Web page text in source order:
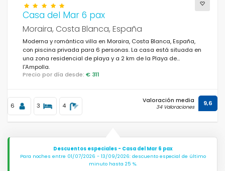
Casa del Mar 6 pax
Moraira, Costa Blanca, España
Moderna y romántica villa en Moraira, Costa Blanca, España,
con piscina privada para 6 personas. La casa está situada en
una zona residencial de playa y a 2 km de la Playa de
l'Ampolla.
Precio por día desde: € 311
6 3 4
Valoración media
34 Valoraciones 9,6
Descuentos especiales - Casa del Mar 6 pax
Para noches entre 01/07/2026 - 13/09/2026: descuento especial de último
minuto hasta 25 %.